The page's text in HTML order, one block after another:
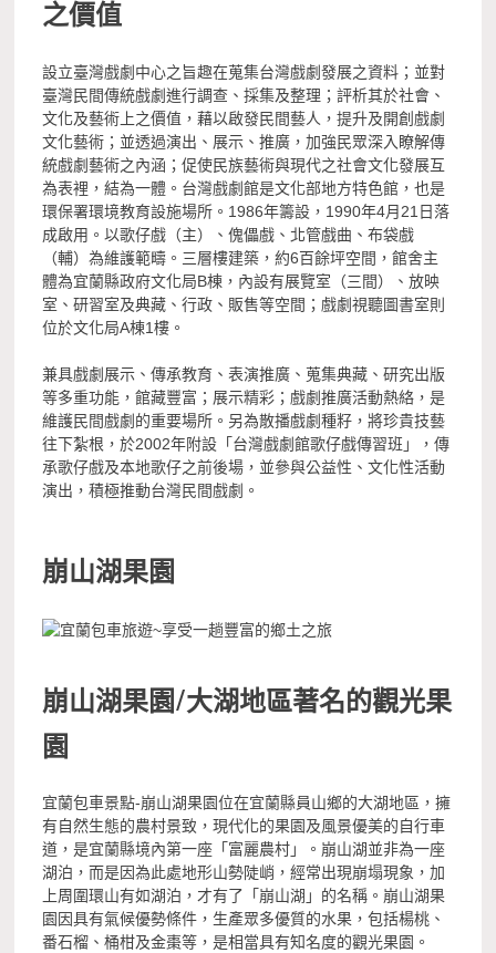
之價值
設立臺灣戲劇中心之旨趣在蒐集台灣戲劇發展之資料；並對
臺灣民間傳統戲劇進行調查、採集及整理；評析其於社會、
文化及藝術上之價值，藉以啟發民間藝人，提升及開創戲劇
文化藝術；並透過演出、展示、推廣，加強民眾深入瞭解傳
統戲劇藝術之內涵；促使民族藝術與現代之社會文化發展互
為表裡，結為一體。台灣戲劇館是文化部地方特色館，也是
環保署環境教育設施場所。1986年籌設，1990年4月21日落
成啟用。以歌仔戲（主）、傀儡戲、北管戲曲、布袋戲
（輔）為維護範疇。三層樓建築，約6百餘坪空間，館舍主
體為宜蘭縣政府文化局B棟，內設有展覽室（三間）、放映
室、研習室及典藏、行政、販售等空間；戲劇視聽圖書室則
位於文化局A棟1樓。
兼具戲劇展示、傳承教育、表演推廣、蒐集典藏、研究出版
等多重功能，館藏豐富；展示精彩；戲劇推廣活動熱絡，是
維護民間戲劇的重要場所。另為散播戲劇種籽，將珍貴技藝
往下紮根，於2002年附設「台灣戲劇館歌仔戲傳習班」，傳
承歌仔戲及本地歌仔之前後場，並參與公益性、文化性活動
演出，積極推動台灣民間戲劇。
崩山湖果園
崩山湖果園/大湖地區著名的觀光果
園
宜蘭包車景點-崩山湖果園位在宜蘭縣員山鄉的大湖地區，擁
有自然生態的農村景致，現代化的果園及風景優美的自行車
道，是宜蘭縣境內第一座「富麗農村」。崩山湖並非為一座
湖泊，而是因為此處地形山勢陡峭，經常出現崩塌現象，加
上周圍環山有如湖泊，才有了「崩山湖」的名稱。崩山湖果
園因具有氣候優勢條件，生產眾多優質的水果，包括楊桃、
番石榴、桶柑及金棗等，是相當具有知名度的觀光果園。